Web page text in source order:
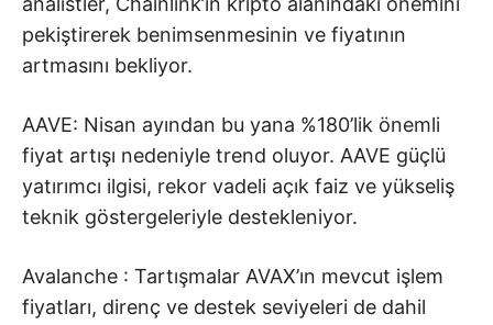
pekiştirerek benimsenmesinin ve fiyatının
artmasını bekliyor.
AAVE: Nisan ayından bu yana %180’lik önemli
fiyat artışı nedeniyle trend oluyor. AAVE güçlü
yatırımcı ilgisi, rekor vadeli açık faiz ve yükseliş
teknik göstergeleriyle destekleniyor.
Avalanche : Tartışmalar AVAX’ın mevcut işlem
fiyatları, direnç ve destek seviyeleri de dahil